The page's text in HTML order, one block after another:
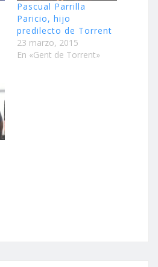
Pascual Parrilla
Paricio, hijo
predilecto de Torrent
23 marzo, 2015
En «Gent de Torrent»